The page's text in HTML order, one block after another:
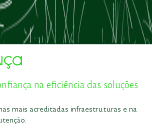
na eficiência das soluções
mais acreditadas infraestruturas e na